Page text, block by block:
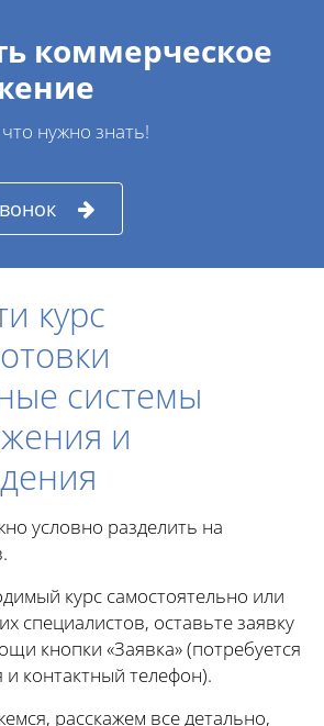
коммерческое
нужно знать!
курс
системы
и
условно разделить на
курс самостоятельно или
специалистов, оставьте заявку
кнопки «Заявка» (потребуется
контактный телефон).
расскажем все детально,